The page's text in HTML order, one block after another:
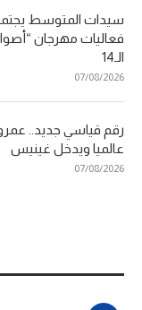
سيدات المتوسط
فعاليات مهرجان
الـ14
07/08/2026
رقم قياسي جديد.. عمرو
عالميا ويدخل غينيس
07/08/2026